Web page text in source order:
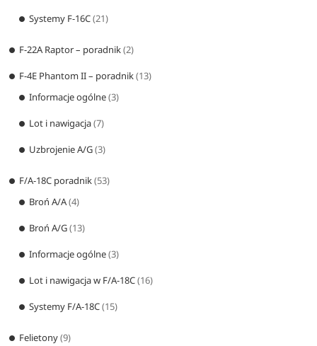
Systemy F-16C(21)
F-22A Raptor – poradnik(2)
F-4E Phantom II – poradnik(13)
Informacje ogólne(3)
Lot i nawigacja(7)
Uzbrojenie A/G(3)
F/A-18C poradnik(53)
Broń A/A(4)
Broń A/G(13)
Informacje ogólne(3)
Lot i nawigacja w F/A-18C(16)
Systemy F/A-18C(15)
Felietony(9)